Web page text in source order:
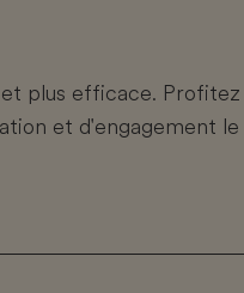
plus efficace.
et d'engagement